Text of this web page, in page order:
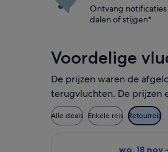
Ontvang
dalen of stijgen*
Voordelige
De prijzen waren de
terugvluchten. De prijzen
Alle deals Enkele reis Retourreis
wo. 18 nov